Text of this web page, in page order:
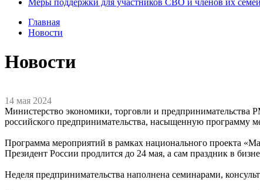
Меры поддержки для участников СВО и членов их семей
Главная
Новости
Новости
14 мая 2024
Министерство экономики, торговли и
российского предпринимательства, насыщенную программу
Программа мероприятий в рамках национального проекта
Президент России продлится до 24 мая, а сам праздник в
Неделя предпринимательства наполнена семинарами,